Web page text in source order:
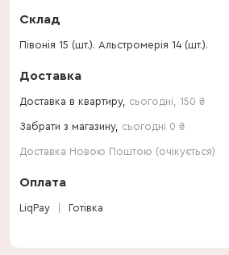
Склад
Півонія 15 (шт.). Альстромерія 14 (шт.).
Доставка
Доставка в квартиру, сьогодні 150 ₴
Забрати з магазину, сьогодні 0 ₴
Доставка Новою Поштою (очікується)
Оплата
LiqPay Готівка